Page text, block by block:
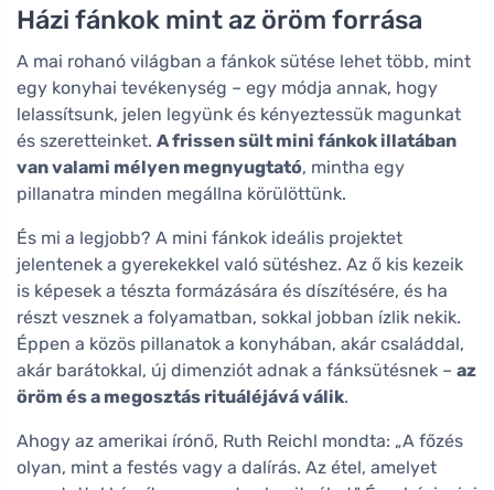
Házi fánkok mint az öröm forrása
A mai rohanó világban a fánkok sütése lehet több, mint
egy konyhai tevékenység – egy módja annak, hogy
lelassítsunk, jelen legyünk és kényeztessük magunkat
és szeretteinket. A frissen sült mini fánkok illatában
van valami mélyen megnyugtató, mintha egy
pillanatra minden megállna körülöttünk.
És mi a legjobb? A mini fánkok ideális projektet
jelentenek a gyerekekkel való sütéshez. Az ő kis kezeik
is képesek a tészta formázására és díszítésére, és ha
részt vesznek a folyamatban, sokkal jobban ízlik nekik.
Éppen a közös pillanatok a konyhában, akár családdal,
akár barátokkal, új dimenziót adnak a fánksütésnek – az
öröm és a megosztás rituáléjává válik.
Ahogy az amerikai írónő, Ruth Reichl mondta: „A főzés
olyan, mint a festés vagy a dalírás. Az étel, amelyet